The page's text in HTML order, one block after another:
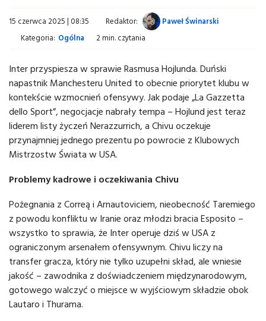
15 czerwca 2025 | 08:35 Redaktor:
Paweł Świnarski
Kategoria: Ogólna 2 min. czytania
Inter przyspiesza w sprawie Rasmusa Hojlunda. Duński
napastnik Manchesteru United to obecnie priorytet klubu w
kontekście wzmocnień ofensywy. Jak podaje „La Gazzetta
dello Sport”, negocjacje nabrały tempa – Hojlund jest teraz
liderem listy życzeń Nerazzurrich, a Chivu oczekuje
przynajmniej jednego prezentu po powrocie z Klubowych
Mistrzostw Świata w USA.
Problemy kadrowe i oczekiwania Chivu
Pożegnania z Correą i Arnautoviciem, nieobecność Taremiego
z powodu konfliktu w Iranie oraz młodzi bracia Esposito –
wszystko to sprawia, że Inter operuje dziś w USA z
ograniczonym arsenałem ofensywnym. Chivu liczy na
transfer gracza, który nie tylko uzupełni skład, ale wniesie
jakość – zawodnika z doświadczeniem międzynarodowym,
gotowego walczyć o miejsce w wyjściowym składzie obok
Lautaro i Thurama.